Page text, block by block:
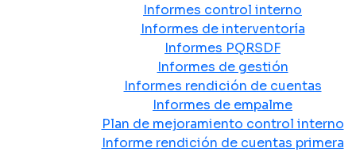
Informes control interno
Informes de interventoría
Informes PQRSDF
Informes de gestión
Informes rendición de cuentas
Informes de empalme
Plan de mejoramiento control interno
Informe rendición de cuentas primera